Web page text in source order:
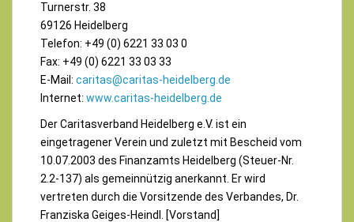
Turnerstr. 38
69126 Heidelberg
Telefon: +49 (0) 6221 33 03 0
Fax: +49 (0) 6221 33 03 33
E-Mail: caritas@caritas-heidelberg.de
Internet: www.caritas-heidelberg.de
Der Caritasverband Heidelberg e.V. ist ein
eingetragener Verein und zuletzt mit Bescheid vom
10.07.2003 des Finanzamts Heidelberg (Steuer-Nr.
2.2-137) als gemeinnützig anerkannt. Er wird
vertreten durch die Vorsitzende des Verbandes, Dr.
Franziska Geiges-Heindl. [Vorstand]